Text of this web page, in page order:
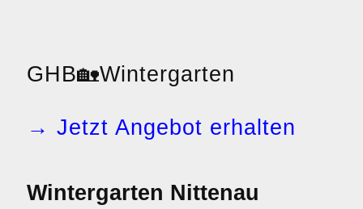
GHB🏡Wintergarten
→ Jetzt Angebot erhalten
Wintergarten Nittenau